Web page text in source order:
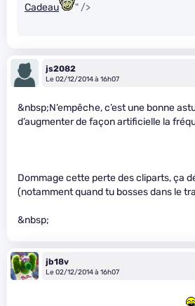
Cadeau " />
js2082
Le 02/12/2014 à 16h07
&nbsp;N’empêche, c’est une bonne
d’augmenter de façon artificielle la
Dommage cette perte des cliparts, ça
(notamment quand tu bosses dans le
&nbsp;
jb18v
Le 02/12/2014 à 16h07